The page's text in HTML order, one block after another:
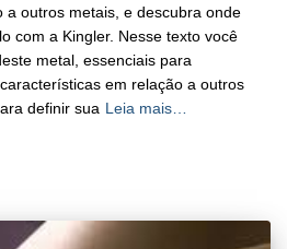
a outros metais, e descubra onde
com a Kingler. Nesse texto você
metal, essenciais para
em relação a outros
definir sua Leia mais…